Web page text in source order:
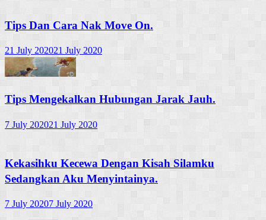
Tips Dan Cara Nak Move On.
21 July 202021 July 2020
Tips Mengekalkan Hubungan Jarak Jauh.
7 July 202021 July 2020
Kekasihku Kecewa Dengan Kisah Silamku
Sedangkan Aku Menyintainya.
7 July 20207 July 2020